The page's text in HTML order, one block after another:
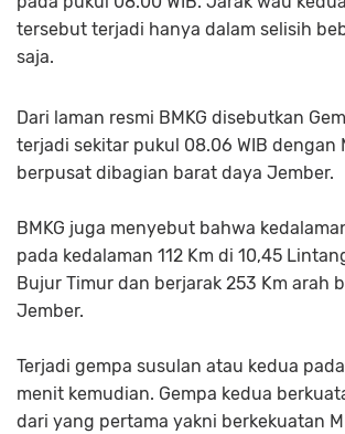
tersebut terjadi hanya dalam selisih
saja.
Dari laman resmi BMKG disebutkan
terjadi sekitar pukul 08.06 WIB dengan
berpusat dibagian barat daya Jember.
BMKG juga menyebut bahwa
pada kedalaman 112 Km di 10,45
Bujur Timur dan berjarak 253 Km arah
Jember.
Terjadi gempa susulan atau kedua
menit kemudian. Gempa kedua
dari yang pertama yakni berkekuatan